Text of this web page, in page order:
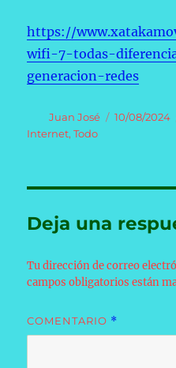
https://
wifi-7-todas-
generacion-redes
Autor
Juan José
Publicado
10/08/2024
Internet,Todo
Deja una
Tu dirección de correo
campos obligatorios están
COMENTARIO *